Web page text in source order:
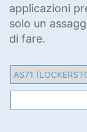
applicazioni
solo un
di fare.